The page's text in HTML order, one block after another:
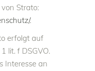
Strato:
.
erfolgt auf
lit. f DSGVO.
Interesse an